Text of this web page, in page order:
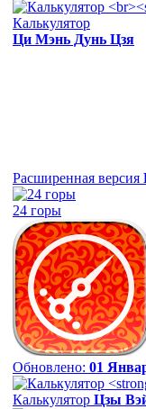
Калькулятор
Ци Мэнь Дунь Цзя
Расширенная версия
24 горы
Обновлено: 01
Калькулятор Цзы